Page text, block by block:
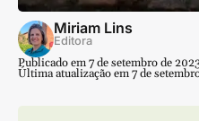
Miriam Lins
Editora
Publicado em 7 de setembro de
Última atualização em 7 de